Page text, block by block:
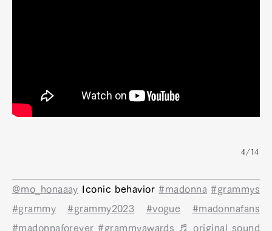
4/14
@mo_honaaay Iconic behavior#madonna #grammys
#grammy
#grammy2023 #vogue
#madonnafans
#madonnaforever #grammyawards ♬ original sound